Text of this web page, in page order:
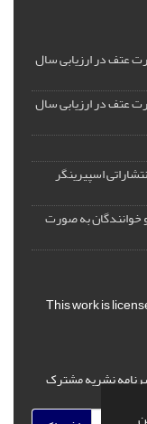
عتف در ارزیابی سال
عتف در ارزیابی سال
اسپیرینگر
خوانندگان به صورت
This work is
نشریه مشترک